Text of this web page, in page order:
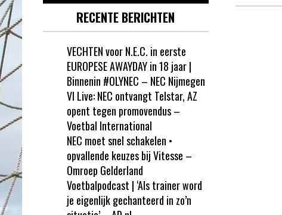
RECENTE BERICHTEN
VECHTEN voor N.E.C. in eerste
EUROPESE AWAYDAY in 18 jaar |
Binnenin #OLYNEC – NEC Nijmegen
VI Live: NEC ontvangt Telstar, AZ
opent tegen promovendus –
Voetbal International
NEC moet snel schakelen •
opvallende keuzes bij Vitesse –
Omroep Gelderland
Voetbalpodcast | ‘Als trainer word
je eigenlijk gechanteerd in zo’n